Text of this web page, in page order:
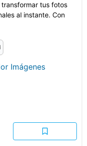
tus fotos
al instante. Con
Imágenes